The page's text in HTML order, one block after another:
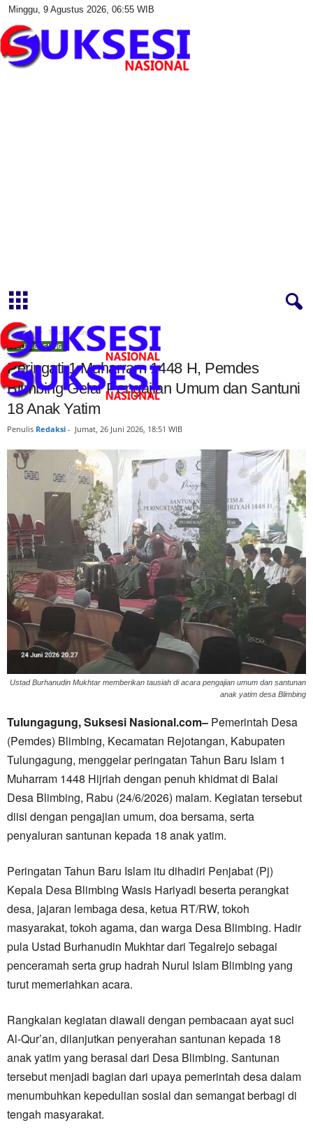
Minggu, 9 Agustus 2026, 06:55 WIB
Beranda Tulungagung
TULUNGAGUNG
Peringati 1 Muharram 1448 H, Pemdes
Blimbing Gelar Pengajian Umum dan Santuni
18 Anak Yatim
Penulis Redaksi - Jumat, 26 Juni 2026, 18:51 WIB
Ustad Burhanudin Mukhtar memberikan tausiah di acara pengajian umum dan santunan
anak yatim desa Blimbing
Tulungagung, Suksesi Nasional.com– Pemerintah Desa
(Pemdes) Blimbing, Kecamatan Rejotangan, Kabupaten
Tulungagung, menggelar peringatan Tahun Baru Islam 1
Muharram 1448 Hijriah dengan penuh khidmat di Balai
Desa Blimbing, Rabu (24/6/2026) malam. Kegiatan tersebut
diisi dengan pengajian umum, doa bersama, serta
penyaluran santunan kepada 18 anak yatim.
Peringatan Tahun Baru Islam itu dihadiri Penjabat (Pj)
Kepala Desa Blimbing Wasis Hariyadi beserta perangkat
desa, jajaran lembaga desa, ketua RT/RW, tokoh
masyarakat, tokoh agama, dan warga Desa Blimbing. Hadir
pula Ustad Burhanudin Mukhtar dari Tegalrejo sebagai
penceramah serta grup hadrah Nurul Islam Blimbing yang
turut memeriahkan acara.
Rangkaian kegiatan diawali dengan pembacaan ayat suci
Al-Qur’an, dilanjutkan penyerahan santunan kepada 18
anak yatim yang berasal dari Desa Blimbing. Santunan
tersebut menjadi bagian dari upaya pemerintah desa dalam
menumbuhkan kepedulian sosial dan semangat berbagi di
tengah masyarakat.